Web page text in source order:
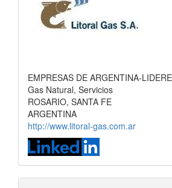
EMPRESAS DE ARGENTINA-
Gas Natural, Servicios
ROSARIO, SANTA FE
ARGENTINA
http://www.litoral-gas.com.ar